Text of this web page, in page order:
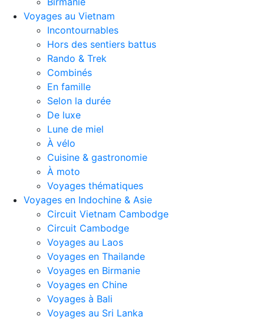
Voyages au Vietnam
Incontournables
Hors des sentiers battus
Rando & Trek
Combinés
En famille
Selon la durée
De luxe
Lune de miel
À vélo
Cuisine & gastronomie
À moto
Voyages thématiques
Voyages en Indochine & Asie
Circuit Vietnam Cambodge
Circuit Cambodge
Voyages au Laos
Voyages en Thailande
Voyages en Birmanie
Voyages en Chine
Voyages à Bali
Voyages au Sri Lanka